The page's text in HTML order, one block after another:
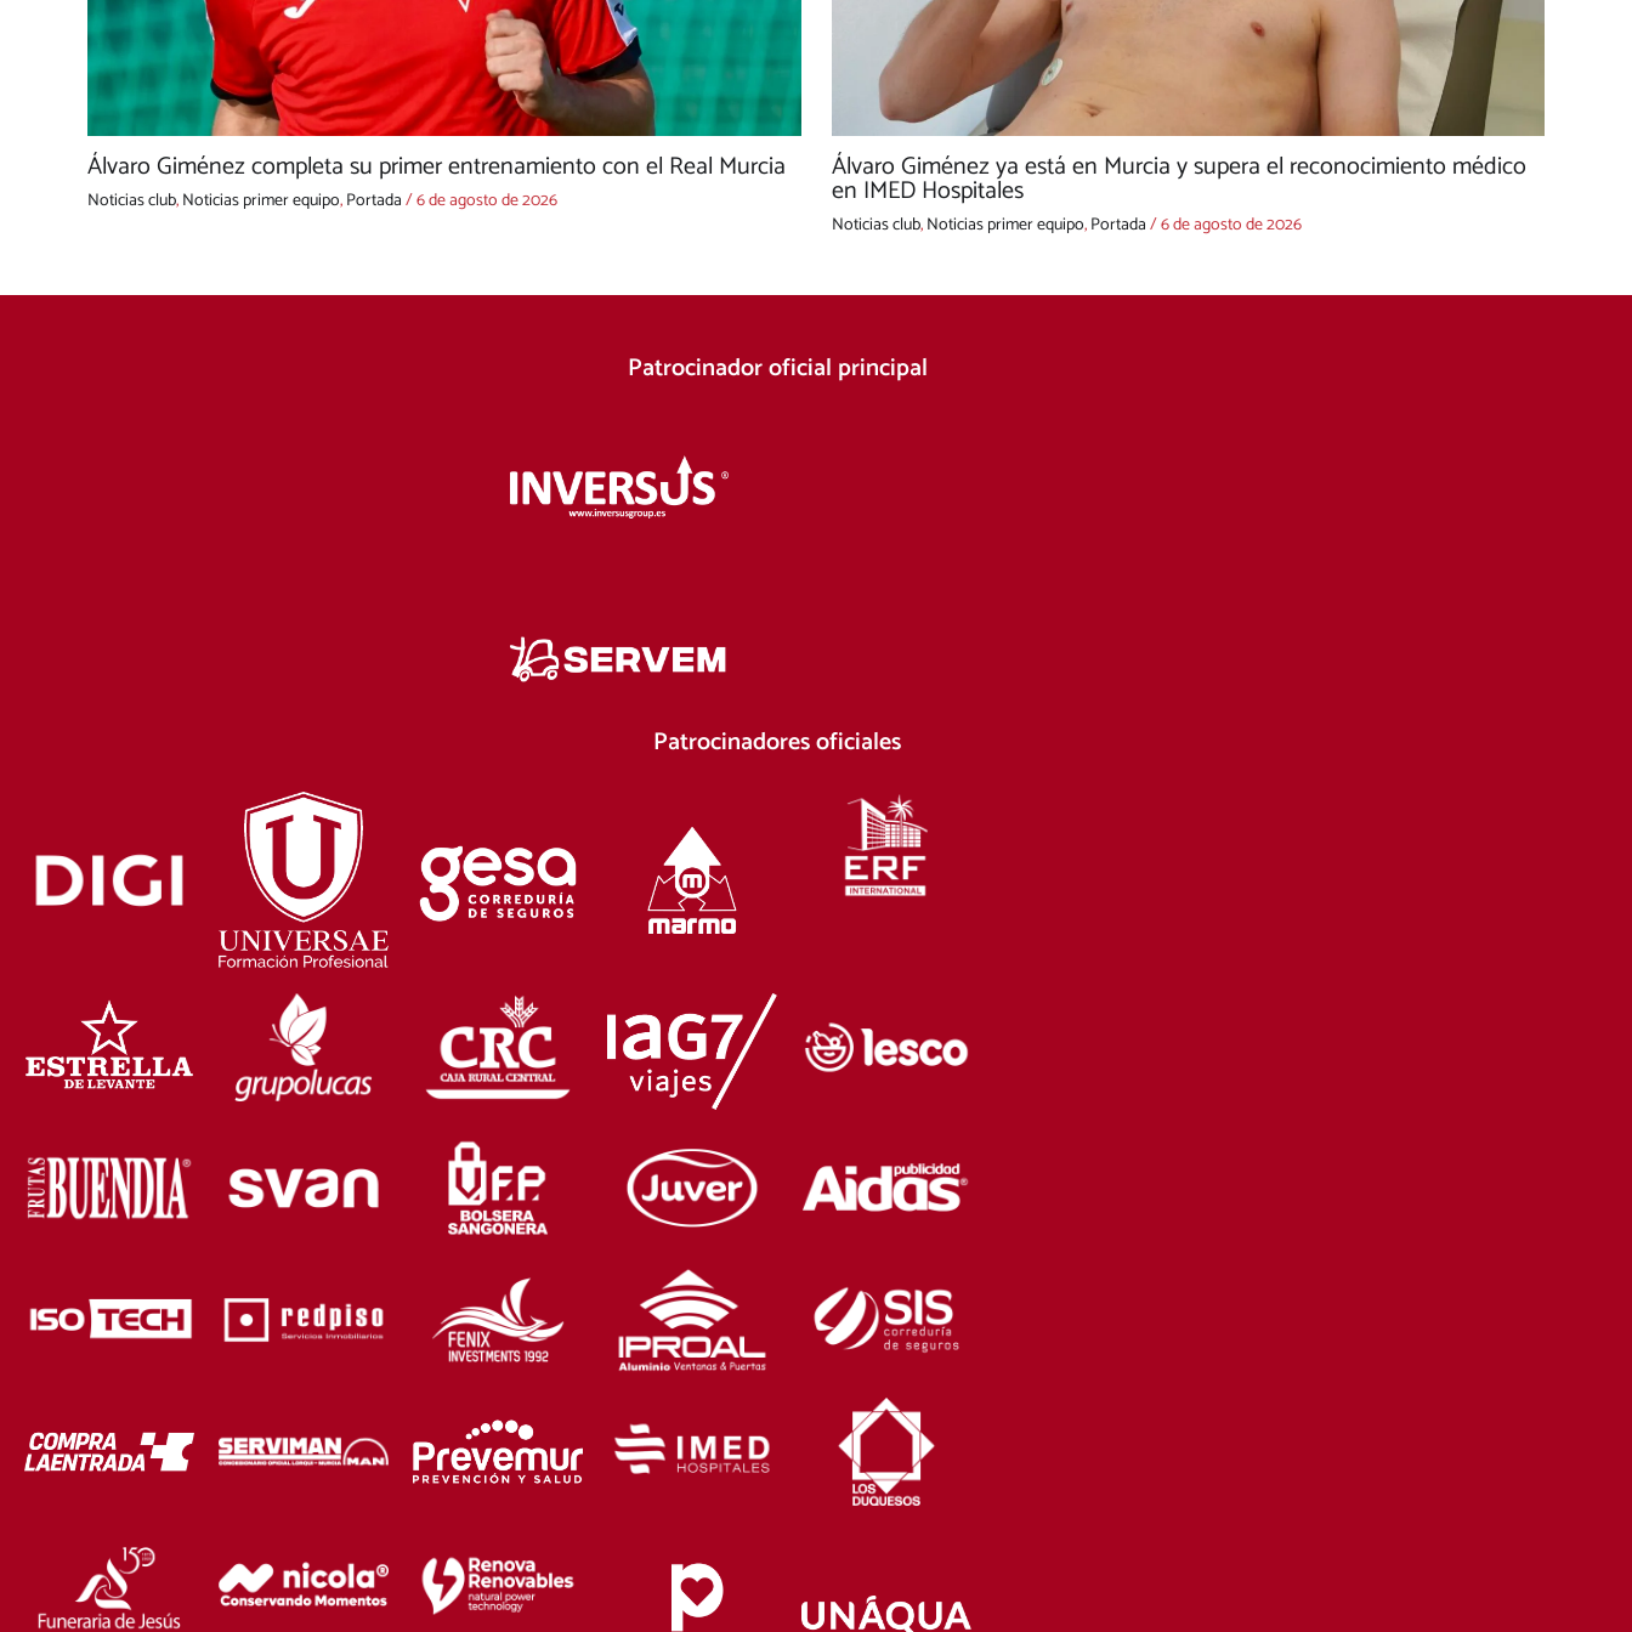
Álvaro Giménez completa su primer entrenamiento con el Real Murcia
Noticias club,Noticias primer equipo,Portada/6 de agosto de 2026
Álvaro Giménez ya está en Murcia y supera el reconocimiento médico
en IMED Hospitales
Noticias club,Noticias primer equipo,Portada/6 de agosto de 2026
Patrocinador oficial principal
Patrocinadores oficiales